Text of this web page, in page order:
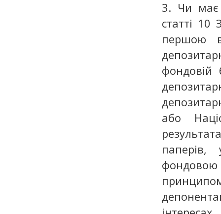
3. Чи має
статті
першою
фондовій
або